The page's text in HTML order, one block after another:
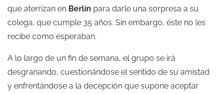
que aterrizan en Berlín para darle una sorpresa a su
colega, que cumple 35 años. Sin embargo, éste no les
recibe como esperaban.
A lo largo de un fin de semana, el grupo se irá
desgranando, cuestionándose el sentido de su amistad
y enfrentándose a la decepción que supone aceptar